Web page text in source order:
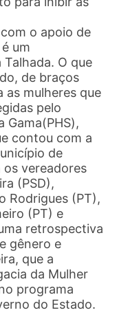
o apoio de
um
O que
de braços
as mulheres que
pelo
Gama(PHS),
contou com a
de
os vereadores
(PSD),
Rodrigues (PT),
(PT) e
retrospectiva
gênero e
que a
da Mulher
programa
do Estado.